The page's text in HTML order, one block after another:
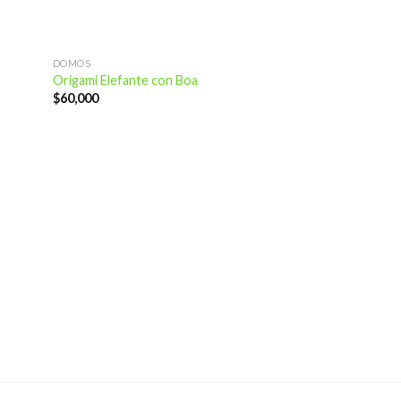
DOMOS
Origami Elefante con Boa
$60,000